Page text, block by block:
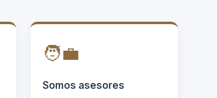
🧑‍💼
Somos asesores